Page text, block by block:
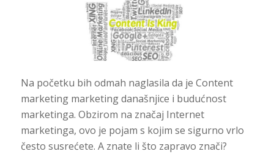
Na početku bih odmah naglasila da je Content
marketing marketing današnjice i budućnost
marketinga. Obzirom na značaj Internet
marketinga, ovo je pojam s kojim se sigurno vrlo
često susrećete. A znate li što zapravo znači?